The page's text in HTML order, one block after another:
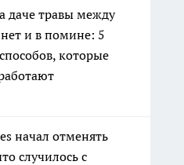
даче травы между
и в помине: 5
которые
начал отменять
случилось с